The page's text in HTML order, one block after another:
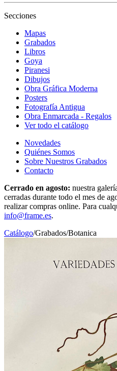
Secciones
Mapas
Grabados
Libros
Goya
Piranesi
Dibujos
Obra Gráfica Moderna
Posters
Fotografía Antigua
Obra Enmarcada - Regalos
Ver todo el catálogo
Novedades
Quiénes Somos
Sobre Nuestros Grabados
Contacto
Cerrado en agosto: nuestra
cerradas durante todo el mes de
realizar compras online. Para
info@frame.es.
Catálogo/Grabados/Botanica